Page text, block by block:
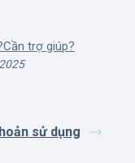
trợ giúp?
sử dụng